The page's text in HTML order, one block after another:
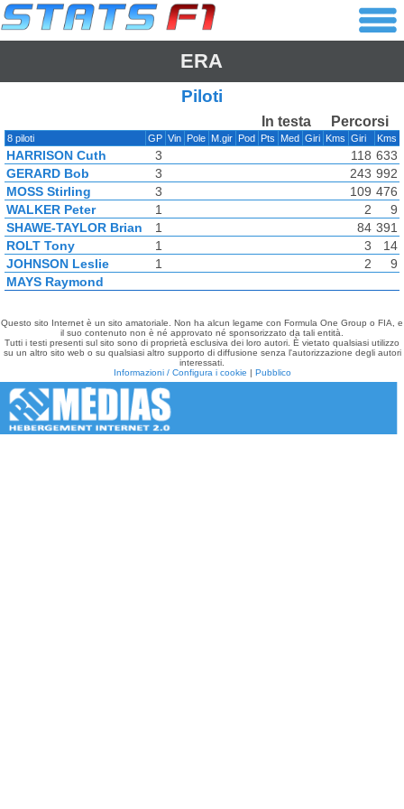
ERA
Piloti
In testa Percorsi
8 piloti GP Vin Pole M.gir Pod Pts Med Giri Kms Giri Kms
HARRISON Cuth 3 118 633
GERARD Bob
3 243 992
MOSS Stirling
3 109 476
WALKER Peter
1 2
9
SHAWE-TAYLOR Brian
1 84 391
ROLT Tony
1 3
14
JOHNSON Leslie
1 2
9
MAYS Raymond
Questo sito Internet è un sito amatoriale. Non ha alcun legame con Formula One Group o FIA, e
il suo contenuto non è né approvato né sponsorizzato da tali entità.
Tutti i testi presenti sul sito sono di proprietà esclusiva dei loro autori. È vietato qualsiasi utilizzo
su un altro sito web o su qualsiasi altro supporto di diffusione senza l'autorizzazione degli autori
interessati.
Informazioni / Configura i cookie | Pubblico